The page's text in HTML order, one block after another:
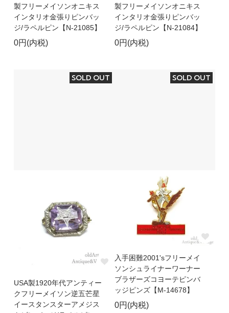
製フリーメイソンオニキス
インタリオ金張りピンバッ
ジ/ラペルピン【N-21085】
0円(内税)
製フリーメイソンオニキス
インタリオ金張りピンバッ
ジ/ラペルピン【N-21084】
0円(内税)
SOLD OUT
USA製1920年代アンティー
クフリーメイソン逆五芒星
イースタンスターアメジス
SOLD OUT
入手困難2001'sフリーメイ
ソンシュライナーワーナー
ブラザーズコヨーテピンバ
ッジピンズ【M-14678】
0円(内税)